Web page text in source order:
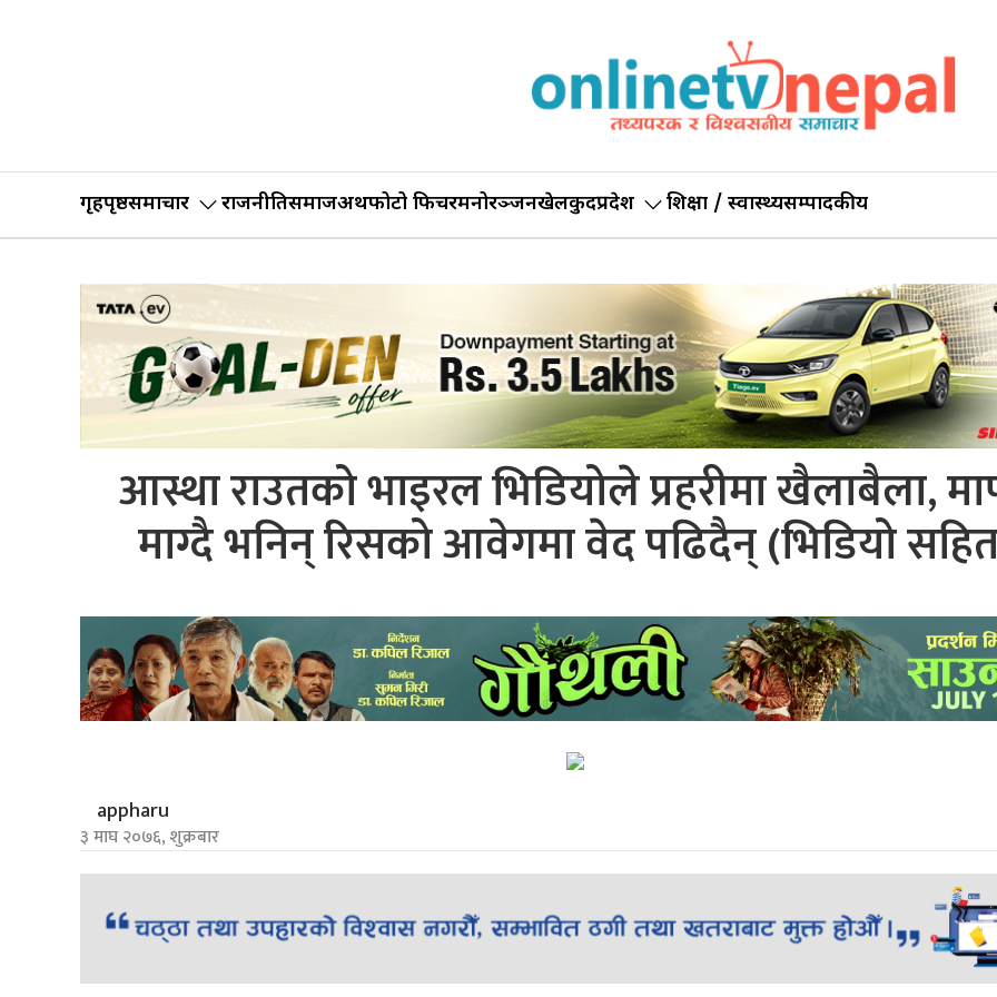
गृहपृष्ठसमाचार राजनीतिसमाजअर्थफोटो फिचरमनोरञ्जनखेलकुदप्रदेश शिक्षा / स्वास्थ्यसम्पादकीय
आस्था राउतको भाइरल भिडियोले प्रहरीमा खैलाबैला,
माग्दै भनिन् रिसको आवेगमा वेद पढिदैन् (भिडियो
appharu
३ माघ २०७६, शुक्रबार